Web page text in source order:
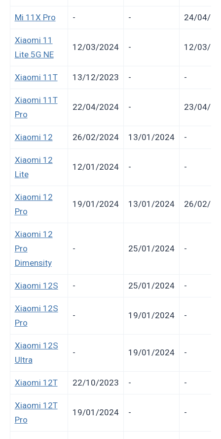
Mi 11X Pro - - 24/04/
Xiaomi 11
Lite 5G NE
12/03/2024 - 12/03/
Xiaomi 11T 13/12/2023 - -
Xiaomi 11T
Pro
22/04/2024 - 23/04/
Xiaomi 12 26/02/2024 13/01/2024 -
Xiaomi 12
Lite
12/01/2024 - -
Xiaomi 12
Pro
19/01/2024 13/01/2024 26/02/
Xiaomi 12
Pro
Dimensity
- 25/01/2024 -
Xiaomi 12S - 25/01/2024 -
Xiaomi 12S
Pro
- 19/01/2024 -
Xiaomi 12S
Ultra
- 19/01/2024 -
Xiaomi 12T 22/10/2023 - -
Xiaomi 12T
Pro
19/01/2024 - -